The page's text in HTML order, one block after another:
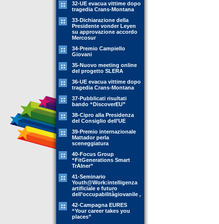
32-UE evacua vittime dopo
tragedia Crans-Montana
33-Dichiarazione della
Presidente vonder Leyen
su approvazione accordo
Mercosur
34-Premio Campiello
Giovani
35-Nuovo meeting online
del progetto SLERA
36-UE evacua vittime dopo
tragedia Crans-Montana
37-Pubblicati risultati
bando “DiscoverEU”
38-Cipro alla Presidenza
del Consiglio dell’UE
39-Premio internazionale
Mattador perla
sceneggiatura
40-Focus Group
“FitGenerations Smart
TrAIner”
41-Seminario
Youth@Work:intelligenza
artificiale e futuro
dell’occupabilitàgiovanile ,
42-Campagna EURES
“Your career takes you
places”